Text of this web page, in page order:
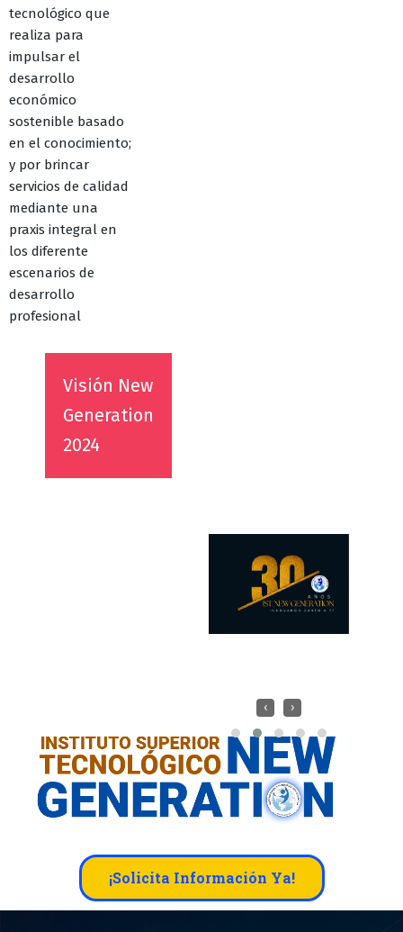
tecnológico que
realiza para
impulsar el
desarrollo
económico
sostenible basado
en el conocimiento;
y por brincar
servicios de calidad
mediante una
praxis integral en
los diferente
escenarios de
desarrollo
profesional
Visión New
Generation
2024
‹ ›
¡Solicita Información Ya!